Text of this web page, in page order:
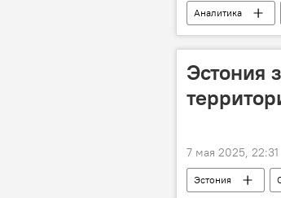
Аналитика
Эстония
7 мая 2025, 22:31
Эстония